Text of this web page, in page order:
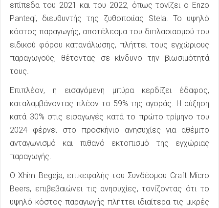
επίπεδα του 2021 και του 2022, όπως τονίζει ο Enzo
Panteqi, διευθυντής της ζυθοποιίας Stela. Το υψηλό
κόστος παραγωγής, αποτέλεσμα του διπλασιασμού του
ειδικού φόρου κατανάλωσης, πλήττει τους εγχώριους
παραγωγούς, θέτοντας σε κίνδυνο την βιωσιμότητά
τους.
Επιπλέον, η εισαγόμενη μπύρα κερδίζει έδαφος,
καταλαμβάνοντας πλέον το 59% της αγοράς. Η αύξηση
κατά 30% στις εισαγωγές κατά το πρώτο τρίμηνο του
2024 φέρνει στο προσκήνιο ανησυχίες για αθέμιτο
ανταγωνισμό και πιθανό εκτοπισμό της εγχώριας
παραγωγής.
Ο Xhim Begeja, επικεφαλής του Συνδέσμου Craft Micro
Beers, επιβεβαιώνει τις ανησυχίες, τονίζοντας ότι το
υψηλό κόστος παραγωγής πλήττει ιδιαίτερα τις μικρές